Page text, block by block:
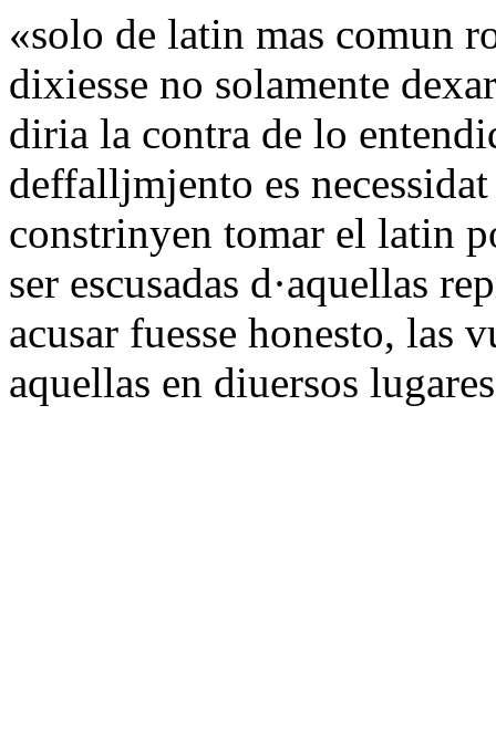
«solo de latin mas comun
dixiesse no solamente
diria la contra de lo
deffalljmjento es
constrinyen tomar el latin
ser escusadas d·aquellas
acusar fuesse honesto, las
aquellas en diuersos